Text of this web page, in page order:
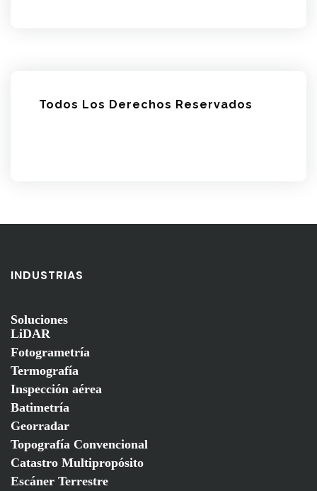
Todos Los Derechos Reservados
INDUSTRIAS
Soluciones
LiDAR
Fotogrametría
Termografía
Inspección aérea
Batimetría
Georradar
Topografía Convencional
Catastro Multipropósito
Escáner Terrestre